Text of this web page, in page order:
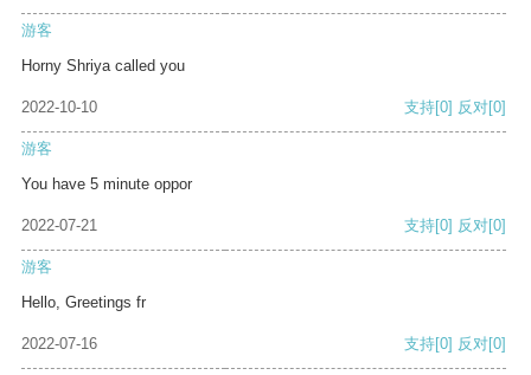
游客
Horny Shriya called you
2022-10-10 支持[0] 反对[0]
游客
You have 5 minute oppor
2022-07-21 支持[0] 反对[0]
游客
Hello, Greetings fr
2022-07-16 支持[0] 反对[0]